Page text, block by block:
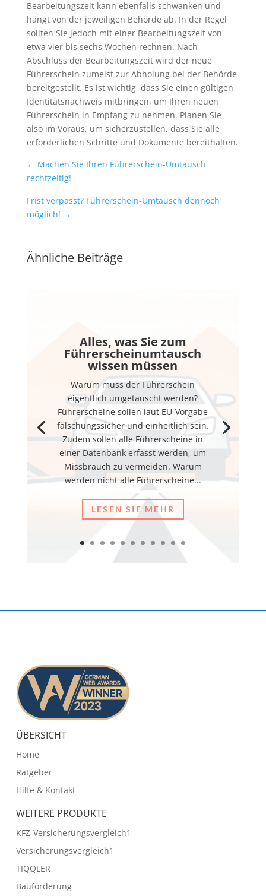
Bearbeitungszeit kann ebenfalls schwanken und
hängt von der jeweiligen Behörde ab. In der Regel
sollten Sie jedoch mit einer Bearbeitungszeit von
etwa vier bis sechs Wochen rechnen. Nach
Abschluss der Bearbeitungszeit wird der neue
Führerschein zumeist zur Abholung bei der Behörde
bereitgestellt. Es ist wichtig, dass Sie einen gültigen
Identitätsnachweis mitbringen, um Ihren neuen
Führerschein in Empfang zu nehmen. Planen Sie
also im Voraus, um sicherzustellen, dass Sie alle
erforderlichen Schritte und Dokumente bereithalten.
← Machen Sie Ihren Führerschein-Umtausch
rechtzeitig!
Frist verpasst? Führerschein-Umtausch dennoch
möglich! →
Ähnliche Beiträge
Alles, was Sie zum
Führerscheinumtausch
wissen müssen
Warum muss der Führerschein
eigentlich umgetauscht werden?
Führerscheine sollen laut EU-Vorgabe
fälschungssicher und einheitlich sein.
Zudem sollen alle Führerscheine in
einer Datenbank erfasst werden, um
Missbrauch zu vermeiden. Warum
werden nicht alle Führerscheine...
LESEN SIE MEHR
ÜBERSICHT
Home
Ratgeber
Hilfe & Kontakt
WEITERE PRODUKTE
KFZ-Versicherungsvergleich1
Versicherungsvergleich1
TIQQLER
Bauförderung